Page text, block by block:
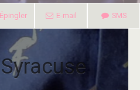
Épingler E-mail SMS